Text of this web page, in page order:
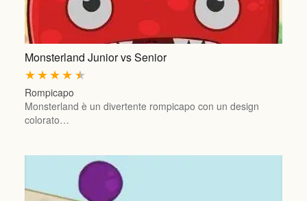
Monsterland Junior vs Senior
★
★
★
★
★
Rompicapo
Monsterland è un divertente rompicapo con un design
colorato…